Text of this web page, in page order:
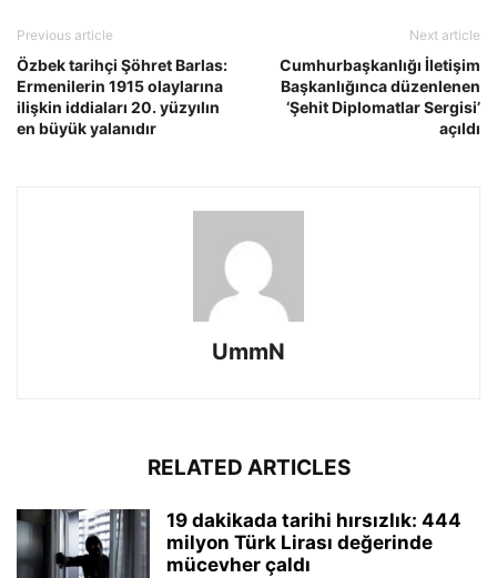
Previous article
Özbek tarihçi Şöhret Barlas:
Ermenilerin 1915 olaylarına
ilişkin iddiaları 20. yüzyılın
en büyük yalanıdır
Next article
Cumhurbaşkanlığı İletişim
Başkanlığınca düzenlenen
‘Şehit Diplomatlar Sergisi’
açıldı
UmmN
RELATED ARTICLES
19 dakikada tarihi hırsızlık: 444
milyon Türk Lirası değerinde
mücevher çaldı